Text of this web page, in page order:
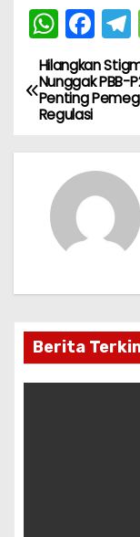
W
h
a
ts
A
p
p
F
a
c
e
b
o
o
k
N
a
v
p
Hilangkan
Nunggak PBB-
Penting
Regulasi
Berita